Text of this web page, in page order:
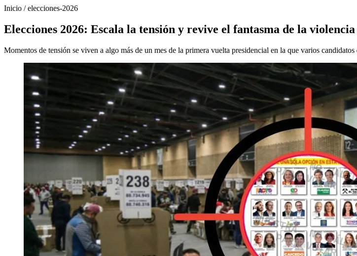
Inicio /elecciones-2026
Elecciones 2026: Escala la tensión y revive el fantasma de la
Momentos de tensión se viven a algo más de un mes de la primera vuelta presidencial en la que varios candidatos